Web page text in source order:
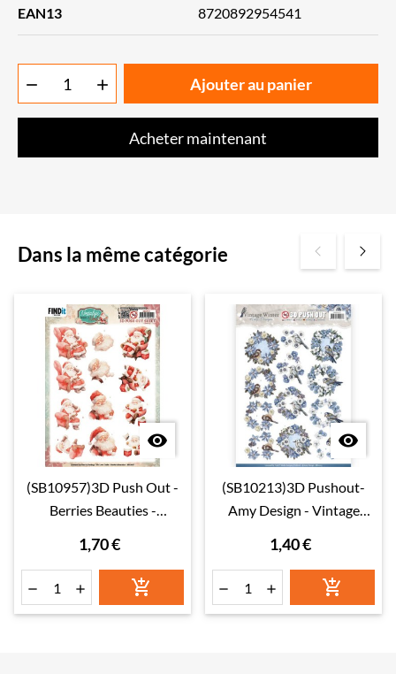
EAN13 8720892954541
  Ajouter au panier
Acheter maintenant
Dans la même catégorie

(SB10957)3D Push Out -
Berries Beauties -
Santa
1,70 €
  

(SB10213)3D Pushout-
Amy Design - Vintage
1,40 €
  